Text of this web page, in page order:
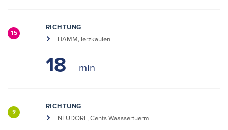
15
RICHTUNG
HAMM, Ierzkaulen
18
9
RICHTUNG
NEUDORF, Cents Waassertuerm